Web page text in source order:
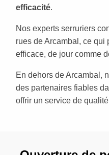
efficacité.
Nos experts serruriers
rues de Arcambal, ce qui
efficace, de jour comme
En dehors de Arcambal,
des partenaires fiables
offrir un service de